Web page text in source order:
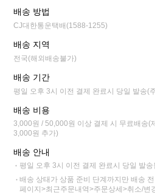
배송 방법
CJ대한통운택배(1588-1255)
배송 지역
전국(해외배송불가)
배송 기간
평일 오후 3시 이전 결제 완료시 당일 발송(
배송 비용
3,000원 / 50,000원 이상 결제 시 무료배송(
3,000원 추가)
배송 안내
평일 오후 3시 이전 결제 완료시 당일 발송
배송 상태가 상품 준비 단계까지만 배송
페이지>최근주문내역>주문상세>취소/변